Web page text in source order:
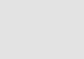
instagram
op mastodon